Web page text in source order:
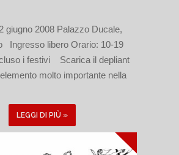
giugno 2008 Palazzo Ducale,
Ingresso libero Orario: 10-19
i festivi Scarica il depliant
elemento molto importante nella
LEGGI DI PIÙ »